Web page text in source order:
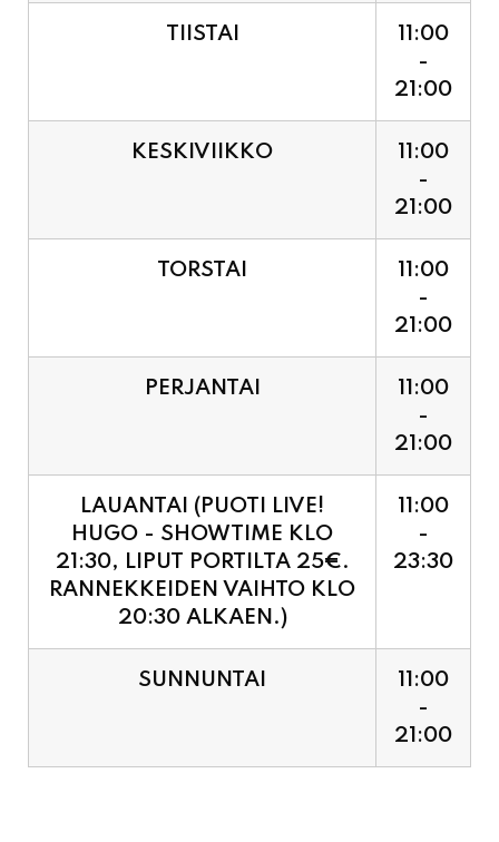
TIISTAI
11:00
-
21:00
KESKIVIIKKO
11:00
-
21:00
TORSTAI
11:00
-
21:00
PERJANTAI
11:00
-
21:00
LAUANTAI (PUOTI LIVE!
HUGO - SHOWTIME KLO
21:30, LIPUT PORTILTA 25€.
RANNEKKEIDEN VAIHTO KLO
20:30 ALKAEN.)
11:00
-
23:30
SUNNUNTAI
11:00
-
21:00